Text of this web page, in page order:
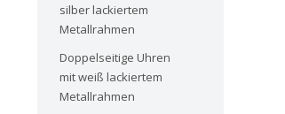
silber lackiertem
Metallrahmen
Doppelseitige Uhren
mit weiß lackiertem
Metallrahmen